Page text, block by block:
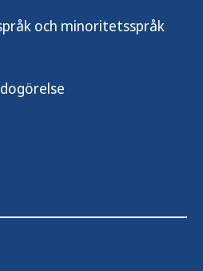
och minoritetsspråk